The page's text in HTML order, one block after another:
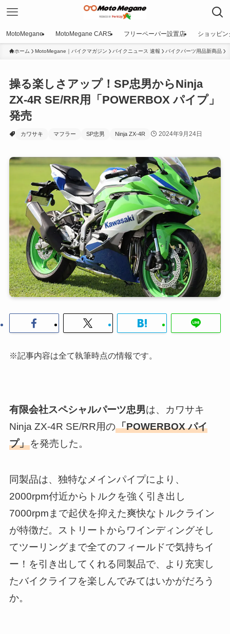
MotoMegane MotoMegane CARS フリーペーパー設置店 ショッピン
ホーム MotoMegane｜バイクマガジン バイクニュース 速報 バイクパーツ用品新商品
操る楽しさアップ！SP忠男からNinja
ZX-4R SE/RR用「POWERBOX パイプ」
発売
カワサキ マフラー SP忠男 Ninja ZX-4R 2024年9月24日
※記事内容は全て執筆時点の情報です。
有限会社スペシャルパーツ忠男は、カワサキ
Ninja ZX-4R SE/RR用の「POWERBOX パイ
プ」を発売した。
同製品は、独特なメインパイプにより、
2000rpm付近からトルクを強く引き出し
7000rpmまで起伏を抑えた爽快なトルクライン
が特徴だ。ストリートからワインディングそし
てツーリングまで全てのフィールドで気持ちイ
ー！を引き出してくれる同製品で、より充実し
たバイクライフを楽しんでみてはいかがだろう
か。